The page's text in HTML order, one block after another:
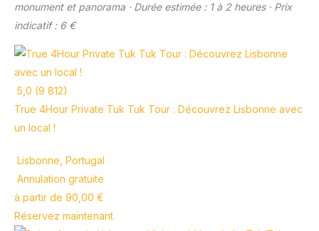
monument et panorama · Durée estimée : 1 à 2 heures · Prix
indicatif : 6 €
5,0 (9 812)
True 4Hour Private Tuk Tuk Tour : Découvrez Lisbonne avec
un local !
Lisbonne, Portugal
Annulation gratuite
à partir de 90,00 €
Réservez maintenant